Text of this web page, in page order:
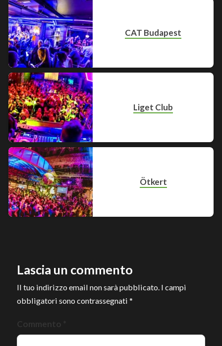
CAT Budapest
Liget Club
Ötkert
Lascia un commento
Il tuo indirizzo email non sarà pubblicato. I campi
obbligatori sono contrassegnati *
Commento